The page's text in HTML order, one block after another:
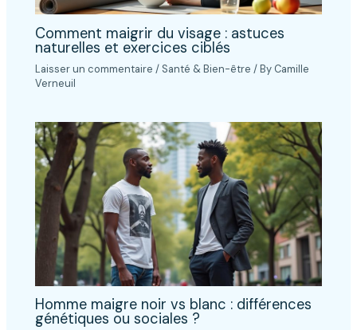
Comment maigrir du visage : astuces
naturelles et exercices ciblés
Laisser un commentaire / Santé & Bien-être / By Camille
Verneuil
Homme maigre noir vs blanc : différences
génétiques ou sociales ?